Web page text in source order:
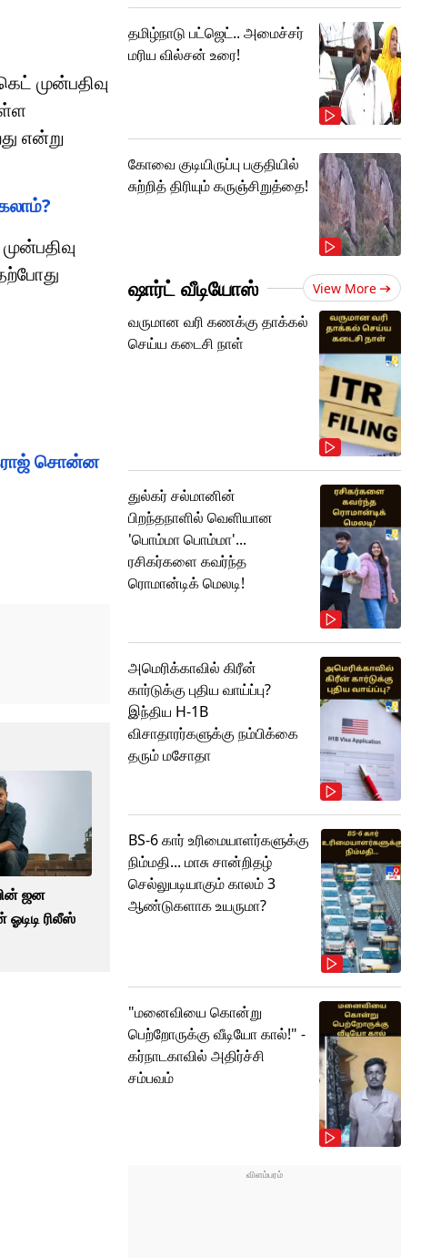
முன்பதிவு
என்று
சொன்ன
ஜன
ரிலீஸ்
தமிழ்நாடு பட்ஜெட்.. அமைச்சர்
மரிய வில்சன் உரை!
கோவை குடியிருப்பு பகுதியில்
சுற்றித் திரியும் கருஞ்சிறுத்தை!
ஷார்ட் வீடியோஸ் View More
வருமான வரி கணக்கு தாக்கல்
செய்ய கடைசி நாள்
துல்கர் சல்மானின்
பிறந்தநாளில் வெளியான
'பொம்மா பொம்மா'...
ரசிகர்களை கவர்ந்த
ரொமான்டிக் மெலடி!
அமெரிக்காவில் கிரீன்
கார்டுக்கு புதிய வாய்ப்பு?
இந்திய H-1B
விசாதாரர்களுக்கு நம்பிக்கை
தரும் மசோதா
BS-6 கார் உரிமையாளர்களுக்கு
நிம்மதி... மாசு சான்றிதழ்
செல்லுபடியாகும் காலம் 3
ஆண்டுகளாக உயருமா?
"மனைவியை கொன்று
பெற்றோருக்கு வீடியோ கால்!" -
கர்நாடகாவில் அதிர்ச்சி
சம்பவம்